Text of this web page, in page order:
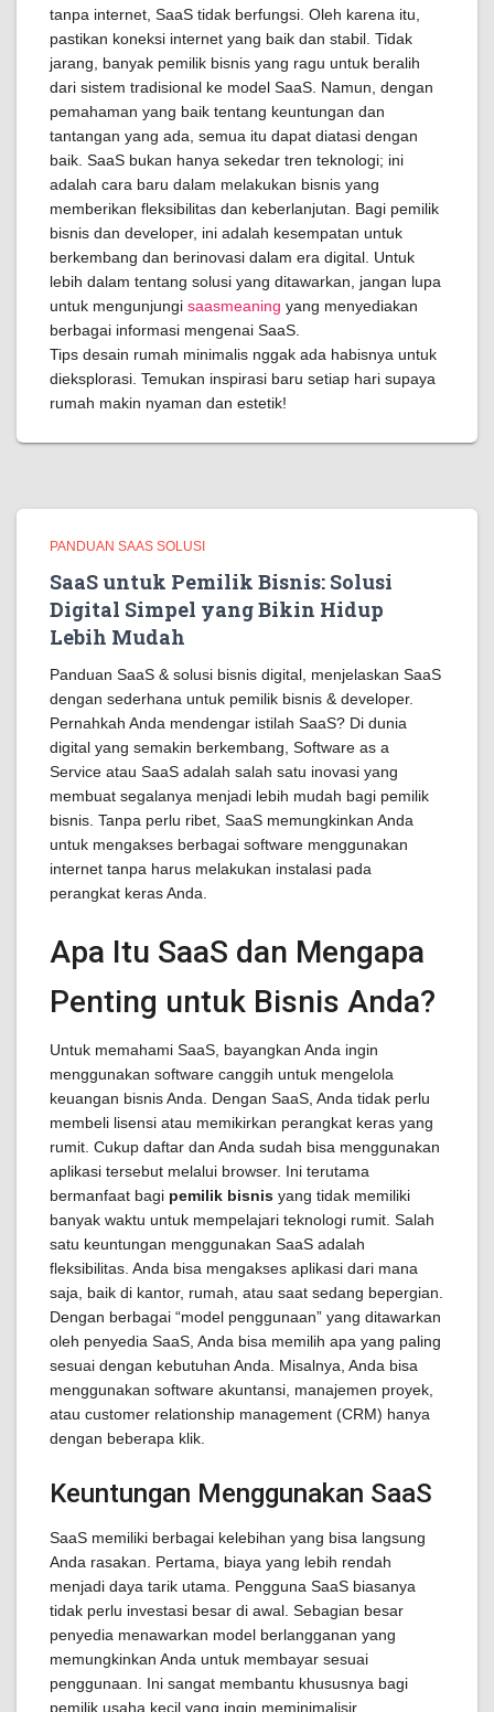
tanpa internet, SaaS tidak berfungsi. Oleh karena itu,
pastikan koneksi internet yang baik dan stabil. Tidak
jarang, banyak pemilik bisnis yang ragu untuk beralih
dari sistem tradisional ke model SaaS. Namun, dengan
pemahaman yang baik tentang keuntungan dan
tantangan yang ada, semua itu dapat diatasi dengan
baik. SaaS bukan hanya sekedar tren teknologi; ini
adalah cara baru dalam melakukan bisnis yang
memberikan fleksibilitas dan keberlanjutan. Bagi pemilik
bisnis dan developer, ini adalah kesempatan untuk
berkembang dan berinovasi dalam era digital. Untuk
lebih dalam tentang solusi yang ditawarkan, jangan lupa
untuk mengunjungi saasmeaning yang menyediakan
berbagai informasi mengenai SaaS.
Tips desain rumah minimalis nggak ada habisnya untuk
dieksplorasi. Temukan inspirasi baru setiap hari supaya
rumah makin nyaman dan estetik!
PANDUAN SAAS SOLUSI
SaaS untuk Pemilik Bisnis: Solusi
Digital Simpel yang Bikin Hidup
Lebih Mudah
Panduan SaaS & solusi bisnis digital, menjelaskan SaaS
dengan sederhana untuk pemilik bisnis & developer.
Pernahkah Anda mendengar istilah SaaS? Di dunia
digital yang semakin berkembang, Software as a
Service atau SaaS adalah salah satu inovasi yang
membuat segalanya menjadi lebih mudah bagi pemilik
bisnis. Tanpa perlu ribet, SaaS memungkinkan Anda
untuk mengakses berbagai software menggunakan
internet tanpa harus melakukan instalasi pada
perangkat keras Anda.
Apa Itu SaaS dan Mengapa
Penting untuk Bisnis Anda?
Untuk memahami SaaS, bayangkan Anda ingin
menggunakan software canggih untuk mengelola
keuangan bisnis Anda. Dengan SaaS, Anda tidak perlu
membeli lisensi atau memikirkan perangkat keras yang
rumit. Cukup daftar dan Anda sudah bisa menggunakan
aplikasi tersebut melalui browser. Ini terutama
bermanfaat bagi pemilik bisnis yang tidak memiliki
banyak waktu untuk mempelajari teknologi rumit. Salah
satu keuntungan menggunakan SaaS adalah
fleksibilitas. Anda bisa mengakses aplikasi dari mana
saja, baik di kantor, rumah, atau saat sedang bepergian.
Dengan berbagai “model penggunaan” yang ditawarkan
oleh penyedia SaaS, Anda bisa memilih apa yang paling
sesuai dengan kebutuhan Anda. Misalnya, Anda bisa
menggunakan software akuntansi, manajemen proyek,
atau customer relationship management (CRM) hanya
dengan beberapa klik.
Keuntungan Menggunakan SaaS
SaaS memiliki berbagai kelebihan yang bisa langsung
Anda rasakan. Pertama, biaya yang lebih rendah
menjadi daya tarik utama. Pengguna SaaS biasanya
tidak perlu investasi besar di awal. Sebagian besar
penyedia menawarkan model berlangganan yang
memungkinkan Anda untuk membayar sesuai
penggunaan. Ini sangat membantu khususnya bagi
pemilik usaha kecil yang ingin meminimalisir